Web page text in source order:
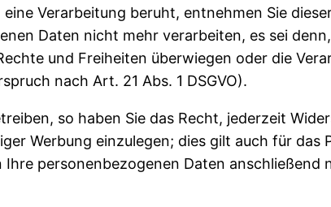
Verarbeitung beruht, entnehmen Sie
Daten nicht mehr verarbeiten, es sei
und Freiheiten überwiegen oder die
nach Art. 21 Abs. 1 DSGVO).
so haben Sie das Recht, jederzeit
Werbung einzulegen; dies gilt auch für das
personenbezogenen Daten anschließend